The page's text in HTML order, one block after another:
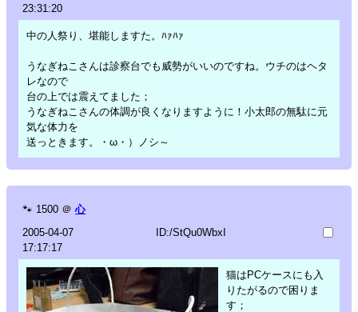
23:31:20
中の人祭り、堪能しますた。ﾊｧﾊｧ
うなぎねこさんは診察台でも威勢がいいのですね。ウチのはヘタ
レなので
台の上では震えてました；
うなぎねこさんの体調が良くなりますように！小太郎の無駄に元
気な体力を
送っときます。・ω・）ノシ～
🐾 1500 ＠ 心
2005-04-07
17:17:17
ID:/StQu0WbxI
猫はPCケースにも入
りたがるので困りま
す；